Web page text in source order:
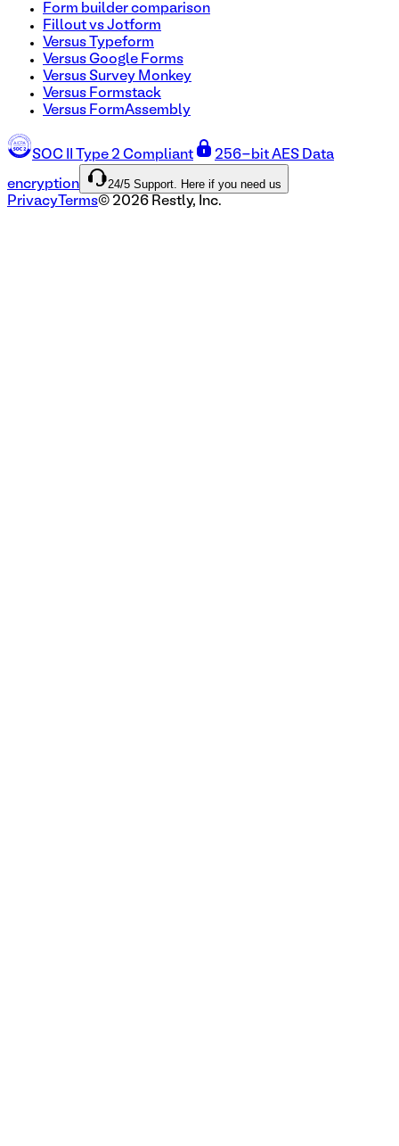
Form builder comparison
Fillout vs Jotform
Versus Typeform
Versus Google Forms
Versus Survey Monkey
Versus Formstack
Versus FormAssembly
SOC II Type 2 Compliant 256-bit AES Data
encryption 24/5 Support. Here if you need us
Privacy Terms© 2026 Restly, Inc.